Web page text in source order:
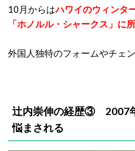
10月からはハワイのウィンタ
「ホノルル・シャークス」に
外国人独特のフォームやチェ
辻内崇伸の経歴③ 2007
悩まされる